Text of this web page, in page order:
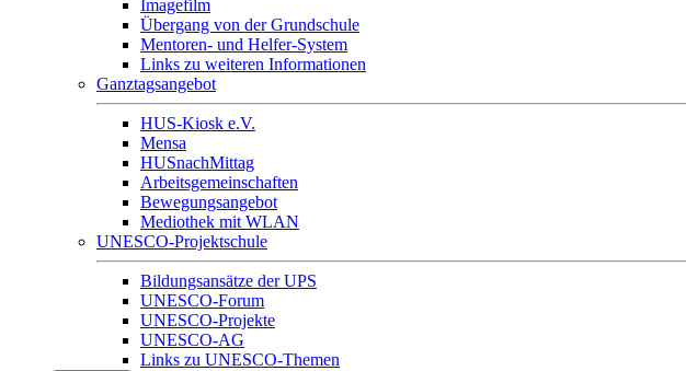
Imagefilm
Übergang von der Grundschule
Mentoren- und Helfer-System
Links zu weiteren Informationen
Ganztagsangebot
HUS-Kiosk e.V.
Mensa
HUSnachMittag
Arbeitsgemeinschaften
Bewegungsangebot
Mediothek mit WLAN
UNESCO-Projektschule
Bildungsansätze der UPS
UNESCO-Forum
UNESCO-Projekte
UNESCO-AG
Links zu UNESCO-Themen